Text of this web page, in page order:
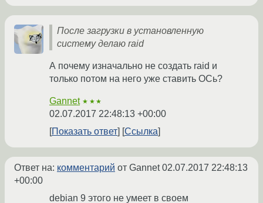
После загрузки в установленную
систему делаю raid
А почему изначально не создать raid и
только потом на него уже ставить ОСь?
Gannet ★★★
02.07.2017 22:48:13 +00:00
Показать ответ
Ссылка
Ответ на: комментарий от Gannet02.07.2017 22:48:13
+00:00
debian 9 этого не умеет в своем